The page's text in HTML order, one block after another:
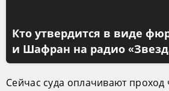
Кто утвердится в виде
и Шафран на радио
Сейчас суда оплачивают проход